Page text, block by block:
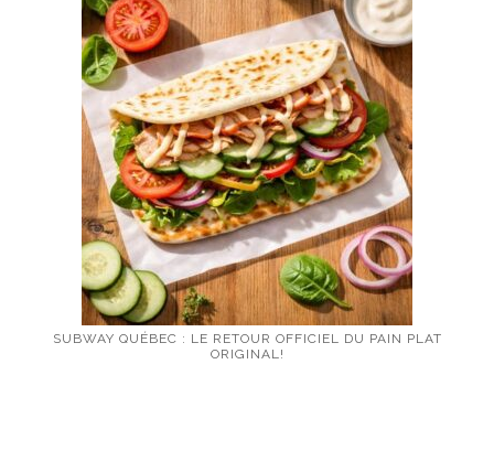
SUBWAY QUÉBEC : LE RETOUR OFFICIEL DU PAIN PLAT
ORIGINAL!